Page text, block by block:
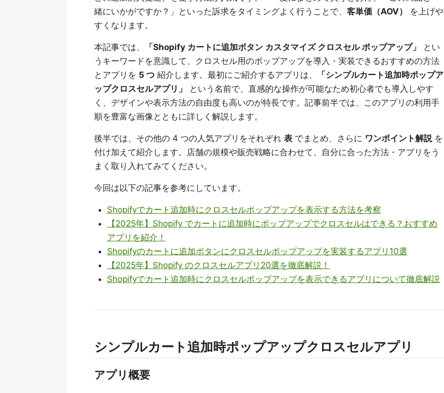
緒にいかがですか？」といった訴求をタイミングよく行うことで、 客単価（AOV）
を上げや
すくなります。
本記事では、 「Shopify カートに追加ボタン カスタマイズ クロスセル ポップアップ」
とい
うキーワードを意識して、クロスセル用のポップアップを導入・実装できるおすすめの方法
とアプリを 5 つ 紹介します。最初にご紹介するアプリは、
「シンプルカート追加時ポップア
ップクロスセルアプリ」
という名前で、直感的な操作が可能なため初心者でも導入しやす
く、デザインや表示方法の自由度も高いのが特長です。記事前半では、このアプリの利用手
順を豊富な画像とともに詳しく解説します。
後半では、その他の 4 つの人気アプリをそれぞれ 表 でまとめ、さらに ワンポイント解説を
付け加えて紹介します。店舗の規模や販売戦略に合わせて、自分に合った方法・アプリをう
まく取り入れてみてください。
今回は以下の記事を参考にしています。
Shopifyでカート追加時にクロスセルポップアップを表示する方法を考察
【2025年】Shopify でカートに追加時にポップアップでクロスセルはできる？おすすめ
アプリを紹介！
Shopifyのカートに追加ボタンにクロスセルポップアップを実装するアプリ10選
【2025年】Shopify のクロスセルアプリ20選を徹底解説！
Shopifyでカート追加時にクロスセルポップアップを表示できるアプリについて徹底解説
シンプルカート追加時ポップアップクロスセルアプリ
アプリ概要